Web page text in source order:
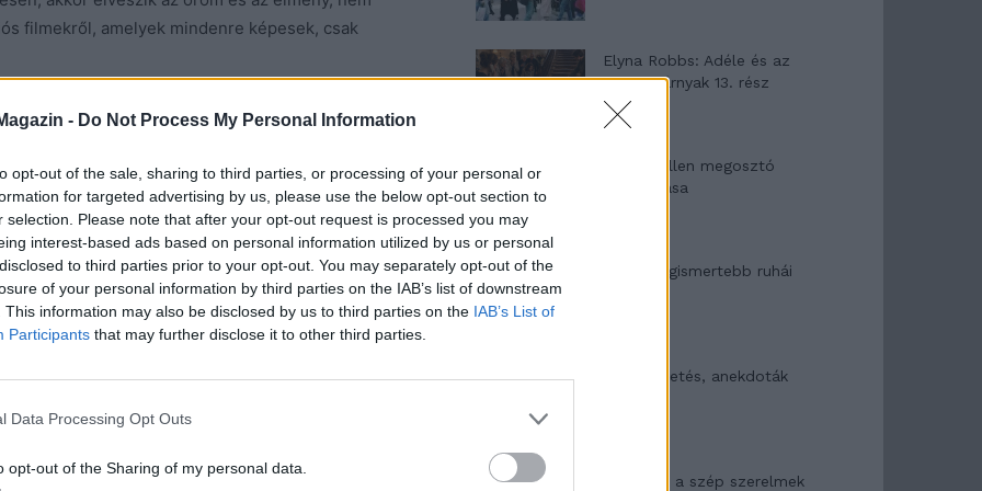
- Do Not Process My Personal Information
opt-out of the sale, sharing to third parties, or processing of your personal or
for targeted advertising by us, please use the below opt-out section to
selection. Please note that after your opt-out request is processed you may
interest-based ads based on personal information utilized by us or personal
to third parties prior to your opt-out. You may separately opt-out of the
of your personal information by third parties on the IAB’s list of downstream
This information may also be disclosed by us to third parties on the IAB’s List of
Participants that may further disclose it to other third parties.
Data Processing Opt Outs
opt-out of the Sharing of my personal data.
filmekről, amelyek mindenre képesek, csak
nem bírják el a régi meséket, mert szörnyűség,
és Jancsit és Juliskát is elhagyják szüleik,
nem tiltakozik, amikor ki kell vinni őket az erdőbe.
vágják a legényeket, aztán gyógyítófüvekkel életre
ahogy sok felnőtt gondolja.Azt kellene
észre a mesében, amit mi gondolunk, vagy
sorozatgyilkos vagy terrorista, azért, mert olyan
valakiket. Ha ezeket nem úgy tálaljuk, hogy
se veszi. Amióta világ a világ, az állatok mindig
adódott, de ez nem jelenti, hogy mesénk közben
sokkal több halállal találkoznak a képernyőn,
hisszük, hogy puhábbak, gyengébbek náluk. Az
és cukimuki pillangókból áll. Miközben a gyerek a
fejét, nem képzeli el a valóságot, mert
Elyna Robbs: Adéle és az
örökölt árnyak 13. rész
Woody Allen megosztó
zsenialitása
A világ legismertebb ruhái
Nyár, nevetés, anekdoták
Panna és a szép szerelmek